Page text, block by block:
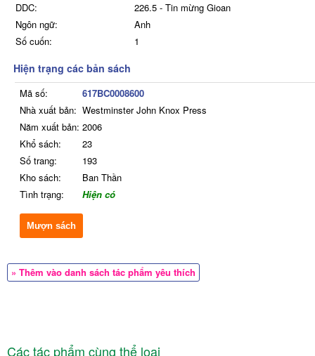
DDC:
226.5 - Tin mừng Gioan
Ngôn ngữ:
Anh
Số cuốn:
1
Hiện trạng các bản sách
Mã số:
617BC0008600
Nhà xuất bản: Westminster John Knox Press
Năm xuất bản: 2006
Khổ sách:
23
Số trang:
193
Kho sách:
Ban Thần
Tình trạng:
Hiện có
Mượn sách
» Thêm vào danh sách tác phẩm yêu thích
Các tác phẩm cùng thể loại